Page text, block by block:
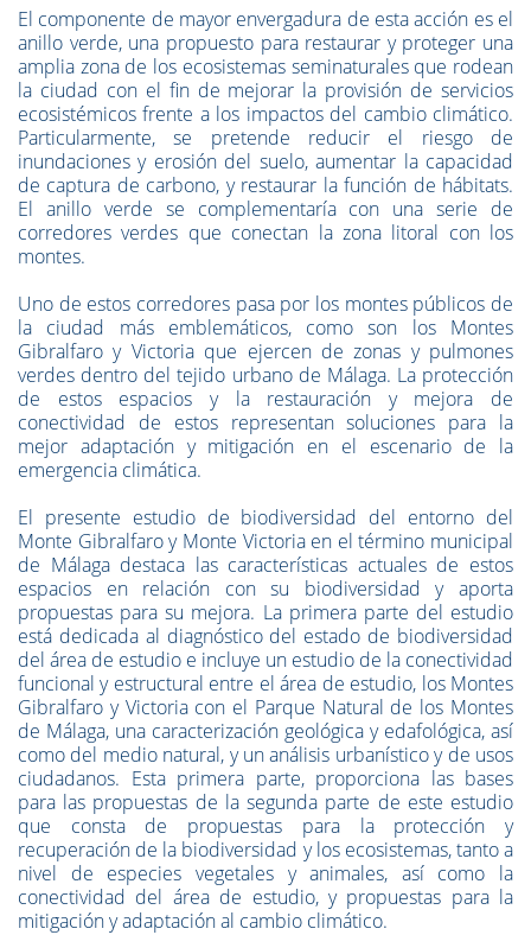
El componente de mayor envergadura de esta acción es el
anillo verde, una propuesto para restaurar y proteger una
amplia zona de los ecosistemas seminaturales que rodean
la ciudad con el fin de mejorar la provisión de servicios
ecosistémicos frente a los impactos del cambio climático.
Particularmente, se pretende reducir el riesgo de
inundaciones y erosión del suelo, aumentar la capacidad
de captura de carbono, y restaurar la función de hábitats.
El anillo verde se complementaría con una serie de
corredores verdes que conectan la zona litoral con los
montes.
Uno de estos corredores pasa por los montes públicos de
la ciudad más emblemáticos, como son los Montes
Gibralfaro y Victoria que ejercen de zonas y pulmones
verdes dentro del tejido urbano de Málaga. La protección
de estos espacios y la restauración y mejora de
conectividad de estos representan soluciones para la
mejor adaptación y mitigación en el escenario de la
emergencia climática.
El presente estudio de biodiversidad del entorno del
Monte Gibralfaro y Monte Victoria en el término municipal
de Málaga destaca las características actuales de estos
espacios en relación con su biodiversidad y aporta
propuestas para su mejora. La primera parte del estudio
está dedicada al diagnóstico del estado de biodiversidad
del área de estudio e incluye un estudio de la conectividad
funcional y estructural entre el área de estudio, los Montes
Gibralfaro y Victoria con el Parque Natural de los Montes
de Málaga, una caracterización geológica y edafológica, así
como del medio natural, y un análisis urbanístico y de usos
ciudadanos. Esta primera parte, proporciona las bases
para las propuestas de la segunda parte de este estudio
que consta de propuestas para la protección y
recuperación de la biodiversidad y los ecosistemas, tanto a
nivel de especies vegetales y animales, así como la
conectividad del área de estudio, y propuestas para la
mitigación y adaptación al cambio climático.